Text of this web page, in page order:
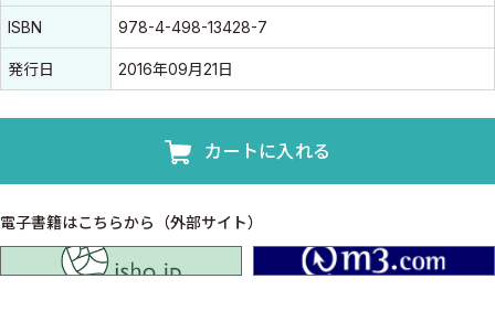
ISBN 978-4-498-13428-7
発行日 2016年09月21日
カートに入れる
電子書籍はこちらから（外部サイト）